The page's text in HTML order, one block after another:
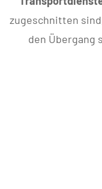
zugeschnitten
den Übergang